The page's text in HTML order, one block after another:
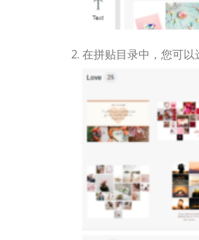
在拼贴目录中，您可以